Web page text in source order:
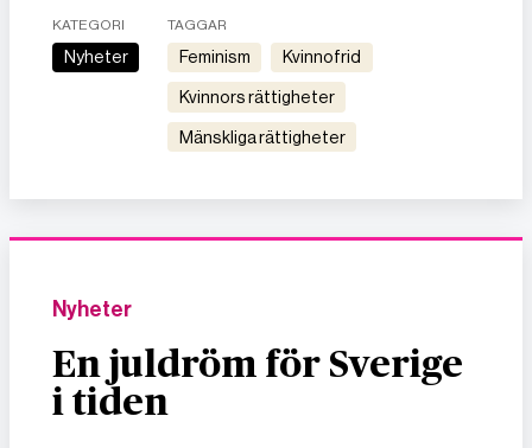
KATEGORI
Nyheter
TAGGAR
feminism kvinnofrid
kvinnors rättigheter
mänskliga rättigheter
Nyheter
En juldröm för Sverige
i tiden